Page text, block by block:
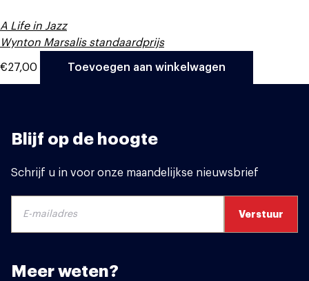
A Life in Jazz
Wynton Marsalis standaardprijs
€27,00 Toevoegen aan winkelwagen
Blijf op de hoogte
Schrijf u in voor onze maandelijkse nieuwsbrief
Meer weten?